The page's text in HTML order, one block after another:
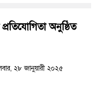
অনুষ্ঠিত
২৮ জানুয়ারী ২০২৫